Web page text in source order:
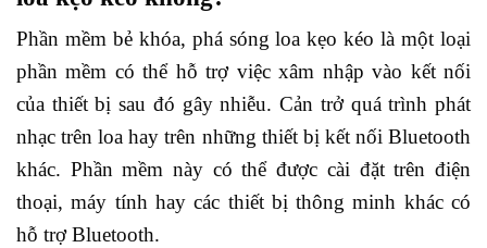
Phần mềm bẻ khóa, phá sóng loa kẹo kéo là một loại
phần mềm có thể hỗ trợ việc xâm nhập vào kết nối
của thiết bị sau đó gây nhiễu. Cản trở quá trình phát
nhạc trên loa hay trên những thiết bị kết nối Bluetooth
khác. Phần mềm này có thể được cài đặt trên điện
thoại, máy tính hay các thiết bị thông minh khác có
hỗ trợ Bluetooth.